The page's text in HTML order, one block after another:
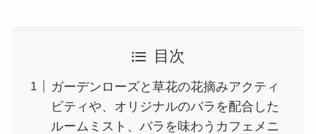
目次
ガーデンローズと草花の花摘みアクティ
ビティや、オリジナルのバラを配合した
ルームミスト、バラを味わうカフェメニ